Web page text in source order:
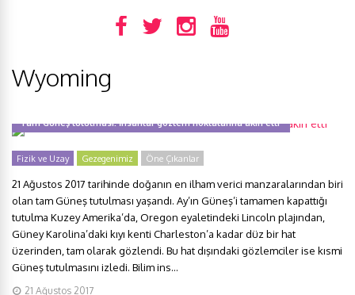
Wyoming
Tam Güneş tutulması: İnsanlar gözlem noktalarına akın etti
Fizik ve Uzay Gezegenimiz Öne Çıkanlar
21 Ağustos 2017 tarihinde doğanın en ilham verici manzaralarından biri
olan tam Güneş tutulması yaşandı. Ay’ın Güneş’i tamamen kapattığı
tutulma Kuzey Amerika’da, Oregon eyaletindeki Lincoln plajından,
Güney Karolina’daki kıyı kenti Charleston’a kadar düz bir hat
üzerinden, tam olarak gözlendi. Bu hat dışındaki gözlemciler ise kısmi
Güneş tutulmasını izledi. Bilim ins...
21 Ağustos 2017